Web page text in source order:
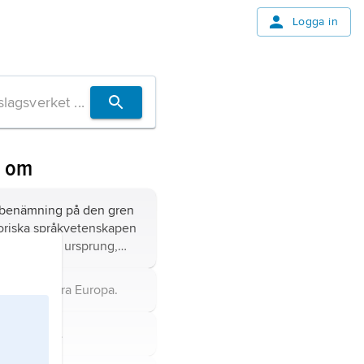
Logga in
på den gren
språkvetenskapen
ordens ursprung,
samt form-
belyses.
i sydöstra Europa.
Asien.